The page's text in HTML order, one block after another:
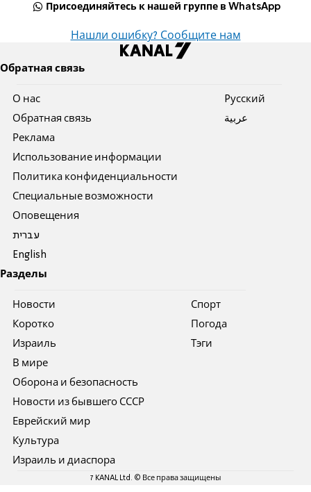
Присоединяйтесь к нашей группе в WhatsApp
Нашли ошибку? Сообщите нам
Обратная связь
О нас
Обратная связь
Реклама
Использование информации
Политика конфиденциальности
Специальные возможности
Оповещения
עברית
English
Pусский
عربية
Разделы
Новости
Коротко
Израиль
В мире
Оборона и безопасность
Новости из бывшего СССР
Еврейский мир
Культура
Израиль и диаспора
Спорт
Погода
Тэги
7 KANAL Ltd. © Все права защищены